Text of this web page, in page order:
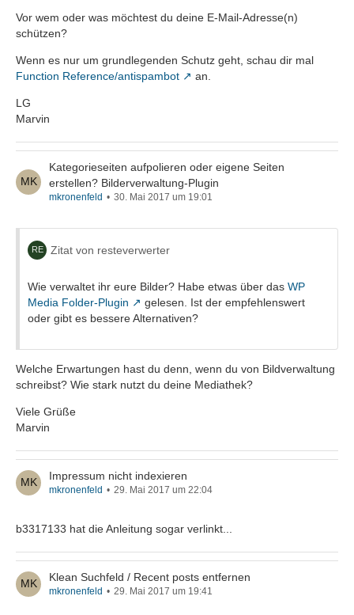
Vor wem oder was möchtest du deine E-Mail-Adresse(n)
schützen?
Wenn es nur um grundlegenden Schutz geht, schau dir mal
Function Reference/antispambot
an.
LG
Marvin
Kategorieseiten aufpolieren oder eigene Seiten
erstellen? Bilderverwaltung-Plugin
mkronenfeld 30. Mai 2017 um 19:01
Zitat von resteverwerter
Wie verwaltet ihr eure Bilder? Habe etwas über das WP
Media Folder-Plugin
gelesen. Ist der empfehlenswert
oder gibt es bessere Alternativen?
Welche Erwartungen hast du denn, wenn du von Bildverwaltung
schreibst? Wie stark nutzt du deine Mediathek?
Viele Grüße
Marvin
Impressum nicht indexieren
mkronenfeld 29. Mai 2017 um 22:04
b3317133 hat die Anleitung sogar verlinkt...
Klean Suchfeld / Recent posts entfernen
mkronenfeld 29. Mai 2017 um 19:41